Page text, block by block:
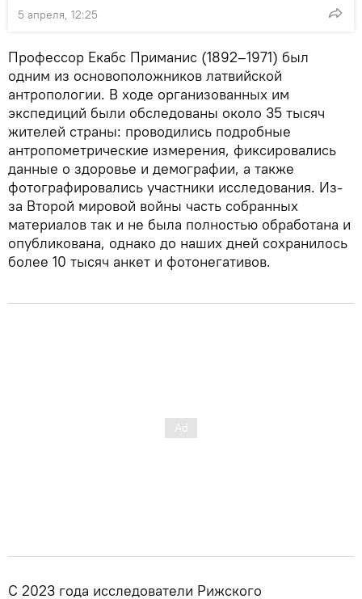
5 апреля, 12:25
Профессор Екабс Приманис (1892–1971) был
одним из основоположников латвийской
антропологии. В ходе организованных им
экспедиций были обследованы около 35 тысяч
жителей страны: проводились подробные
антропометрические измерения, фиксировались
данные о здоровье и демографии, а также
фотографировались участники исследования. Из-
за Второй мировой войны часть собранных
материалов так и не была полностью обработана и
опубликована, однако до наших дней сохранилось
более 10 тысяч анкет и фотонегативов.
С 2023 года исследователи Рижского